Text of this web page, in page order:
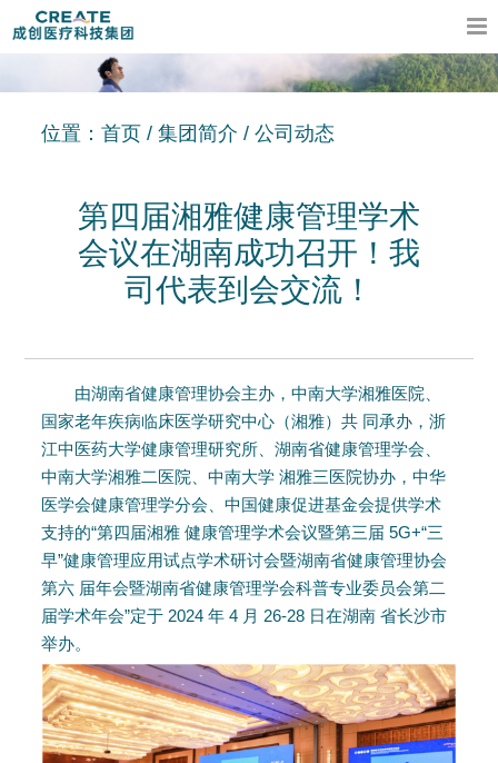
位置：首页 /集团简介 /公司动态
第四届湘雅健康管理学术
会议在湖南成功召开！我
司代表到会交流！
由湖南省健康管理协会主办，中南大学湘雅医院、
国家老年疾病临床医学研究中心（湘雅）共 同承办，浙
江中医药大学健康管理研究所、湖南省健康管理学会、
中南大学湘雅二医院、中南大学 湘雅三医院协办，中华
医学会健康管理学分会、中国健康促进基金会提供学术
支持的“第四届湘雅 健康管理学术会议暨第三届 5G+“三
早”健康管理应用试点学术研讨会暨湖南省健康管理协会
第六 届年会暨湖南省健康管理学会科普专业委员会第二
届学术年会”定于 2024 年 4 月 26-28 日在湖南 省长沙市
举办。